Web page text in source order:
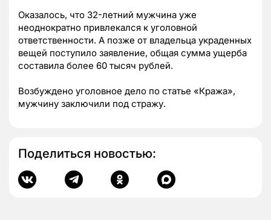
Оказалось, что 32-летний мужчина уже
неоднократно привлекался к уголовной
ответственности. А позже от владельца украденных
вещей поступило заявление, общая сумма ущерба
составила более 60 тысяч рублей.
Возбуждено уголовное дело по статье «Кража»,
мужчину заключили под стражу.
Поделиться новостью: